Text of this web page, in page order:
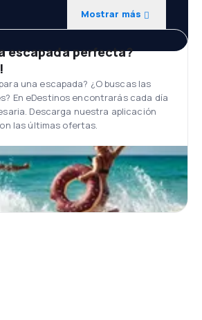
Mostrar más
escapada perfecta?
una escapada? ¿O buscas las
En eDestinos encontrarás cada día
Descarga nuestra aplicación
las últimas ofertas.